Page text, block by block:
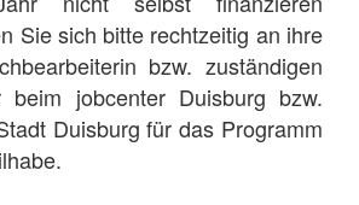
Sie sich bitte rechtzeitig an ihre
bzw. zuständigen
beim jobcenter Duisburg bzw.
Duisburg für das Programm